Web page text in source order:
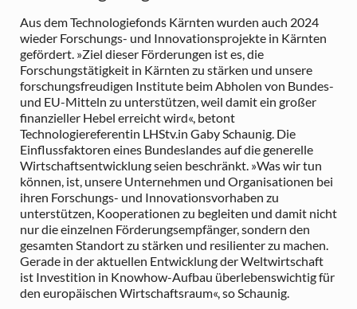
Aus dem Technologiefonds Kärnten wurden auch 2024
wieder Forschungs- und Innovationsprojekte in Kärnten
gefördert. »Ziel dieser Förderungen ist es, die
Forschungstätigkeit in Kärnten zu stärken und unsere
forschungsfreudigen Institute beim Abholen von Bundes-
und EU-Mitteln zu unterstützen, weil damit ein großer
finanzieller Hebel erreicht wird«, betont
Technologiereferentin LHStv.in Gaby Schaunig. Die
Einflussfaktoren eines Bundeslandes auf die generelle
Wirtschaftsentwicklung seien beschränkt. »Was wir tun
können, ist, unsere Unternehmen und Organisationen bei
ihren Forschungs- und Innovationsvorhaben zu
unterstützen, Kooperationen zu begleiten und damit nicht
nur die einzelnen Förderungsempfänger, sondern den
gesamten Standort zu stärken und resilienter zu machen.
Gerade in der aktuellen Entwicklung der Weltwirtschaft
ist Investition in Knowhow-Aufbau überlebenswichtig für
den europäischen Wirtschaftsraum«, so Schaunig.